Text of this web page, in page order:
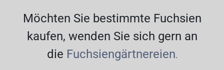
Möchten Sie bestimmte Fuchsien
kaufen, wenden Sie sich gern an
die Fuchsiengärtnereien.